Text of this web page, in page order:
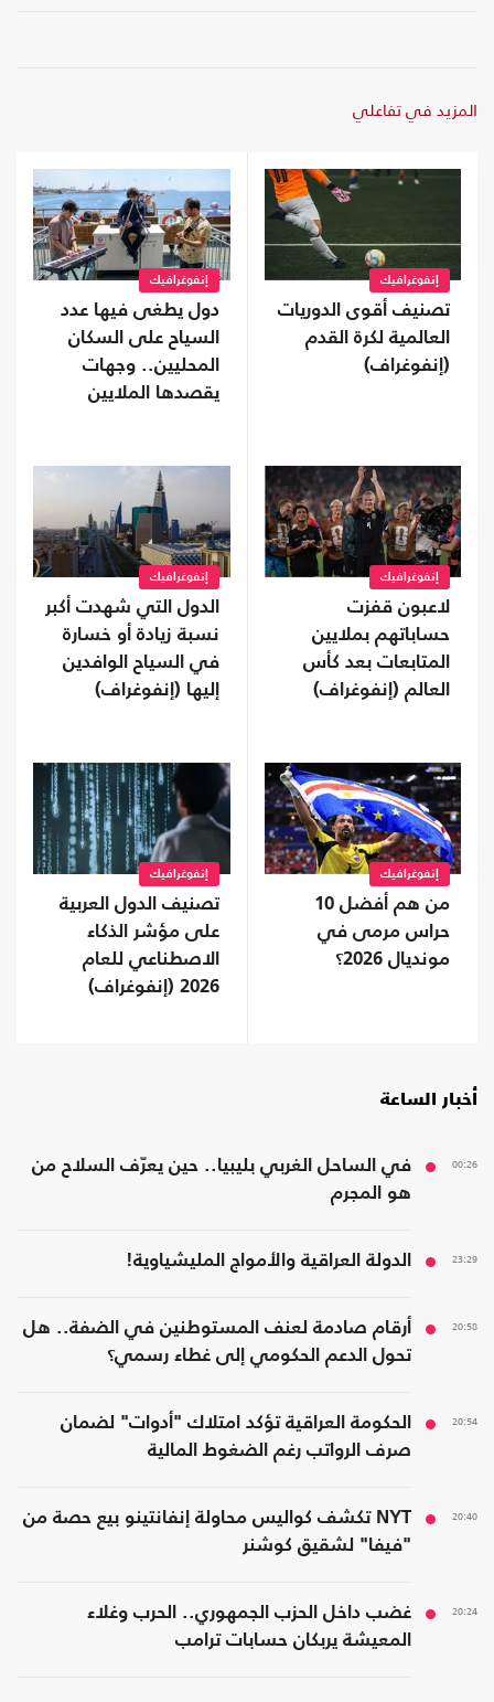
المزيد في تفاعلي
إنفوغرافيك
تصنيف أقوى الدوريات
العالمية لكرة القدم
(إنفوغراف)
إنفوغرافيك
دول يطغى فيها عدد
السياح على السكان
المحليين.. وجهات
يقصدها الملايين
إنفوغرافيك
لاعبون قفزت
حساباتهم بملايين
المتابعات بعد كأس
العالم (إنفوغراف)
إنفوغرافيك
الدول التي شهدت أكبر
نسبة زيادة أو خسارة
في السياح الوافدين
إليها (إنفوغراف)
إنفوغرافيك
من هم أفضل 10
حراس مرمى في
مونديال 2026؟
إنفوغرافيك
تصنيف الدول العربية
على مؤشر الذكاء
الاصطناعي للعام
2026 (إنفوغراف)
أخبار الساعة
00:26
في الساحل الغربي بليبيا.. حين يعرّف السلاح من
هو المجرم
23:29 الدولة العراقية والأمواج المليشياوية!
20:58
أرقام صادمة لعنف المستوطنين في الضفة.. هل
تحول الدعم الحكومي إلى غطاء رسمي؟
20:54
الحكومة العراقية تؤكد امتلاك "أدوات" لضمان
صرف الرواتب رغم الضغوط المالية
20:40
NYT تكشف كواليس محاولة إنفانتينو بيع حصة من
"فيفا" لشقيق كوشنر
20:24
غضب داخل الحزب الجمهوري.. الحرب وغلاء
المعيشة يربكان حسابات ترامب